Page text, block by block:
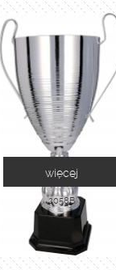
2058B
więcej